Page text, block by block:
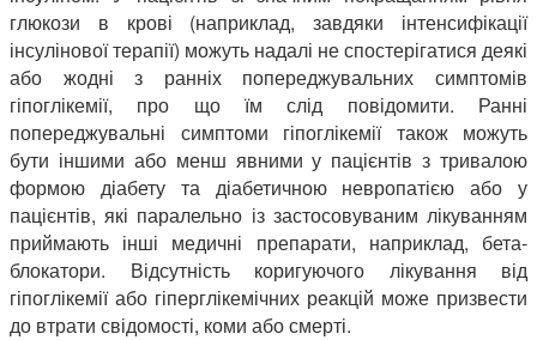
глюкози в крові (наприклад, завдяки інтенсифікації
інсулінової терапії) можуть надалі не спостерігатися деякі
або жодні з ранніх попереджувальних симптомів
гіпоглікемії, про що їм слід повідомити. Ранні
попереджувальні симптоми гіпоглікемії також можуть
бути іншими або менш явними у пацієнтів з тривалою
формою діабету та діабетичною невропатією або у
пацієнтів, які паралельно із застосовуваним лікуванням
приймають інші медичні препарати, наприклад, бета-
блокатори. Відсутність коригуючого лікування від
гіпоглікемії або гіперглікемічних реакцій може призвести
до втрати свідомості, коми або смерті.